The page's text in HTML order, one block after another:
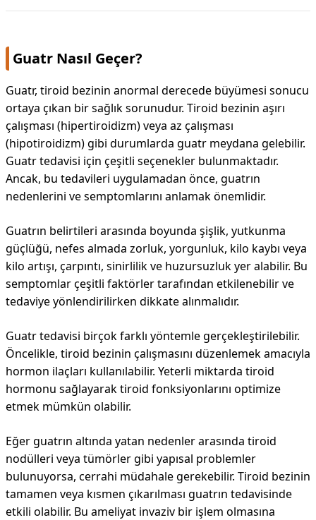
Guatr Nasıl Geçer?
Guatr, tiroid bezinin anormal derecede büyümesi sonucu
ortaya çıkan bir sağlık sorunudur. Tiroid bezinin aşırı
çalışması (hipertiroidizm) veya az çalışması
(hipotiroidizm) gibi durumlarda guatr meydana gelebilir.
Guatr tedavisi için çeşitli seçenekler bulunmaktadır.
Ancak, bu tedavileri uygulamadan önce, guatrın
nedenlerini ve semptomlarını anlamak önemlidir.
Guatrın belirtileri arasında boyunda şişlik, yutkunma
güçlüğü, nefes almada zorluk, yorgunluk, kilo kaybı veya
kilo artışı, çarpıntı, sinirlilik ve huzursuzluk yer alabilir. Bu
semptomlar çeşitli faktörler tarafından etkilenebilir ve
tedaviye yönlendirilirken dikkate alınmalıdır.
Guatr tedavisi birçok farklı yöntemle gerçekleştirilebilir.
Öncelikle, tiroid bezinin çalışmasını düzenlemek amacıyla
hormon ilaçları kullanılabilir. Yeterli miktarda tiroid
hormonu sağlayarak tiroid fonksiyonlarını optimize
etmek mümkün olabilir.
Eğer guatrın altında yatan nedenler arasında tiroid
nodülleri veya tümörler gibi yapısal problemler
bulunuyorsa, cerrahi müdahale gerekebilir. Tiroid bezinin
tamamen veya kısmen çıkarılması guatrın tedavisinde
etkili olabilir. Bu ameliyat invaziv bir işlem olmasına